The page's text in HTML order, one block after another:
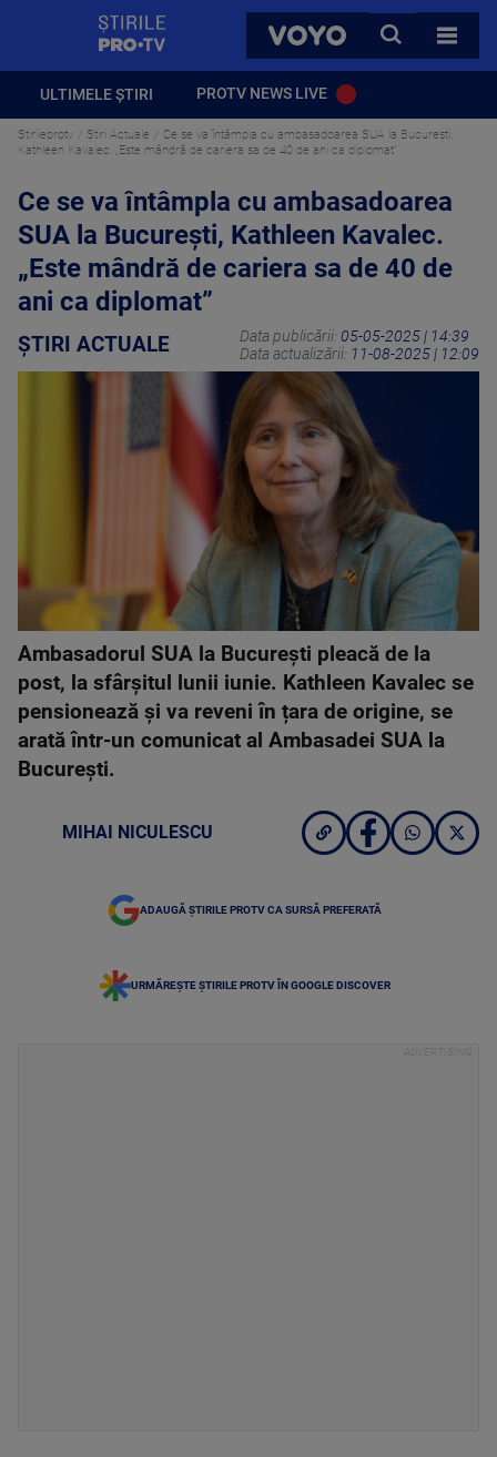
VOYO
CAUTA
TOATE
ULTIMELE ȘTIRI PROTV NEWS LIVE
Stirileprotv Știri Actuale
Ce se va întâmpla cu ambasadoarea SUA la București,
Kathleen Kavalec. „Este mândră de cariera sa de 40 de ani ca diplomat”
Ce se va întâmpla cu ambasadoarea
SUA la București, Kathleen Kavalec.
„Este mândră de cariera sa de 40 de
ani ca diplomat”
ȘTIRI ACTUALE Data publicării: 05-05-2025 | 14:39
Data actualizării: 11-08-2025 | 12:09
Ambasadorul SUA la București pleacă de la
post, la sfârșitul lunii iunie. Kathleen Kavalec se
pensionează și va reveni în țara de origine, se
arată într-un comunicat al Ambasadei SUA la
București.
MIHAI NICULESCU
ADAUGĂ ȘTIRILE PROTV CA SURSĂ PREFERATĂ
URMĂREȘTE ȘTIRILE PROTV ÎN GOOGLE DISCOVER